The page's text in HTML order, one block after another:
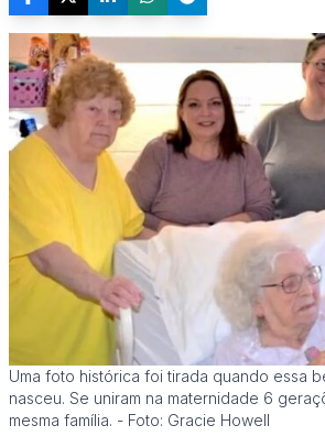
Uma foto histórica foi tirada quando essa
nasceu. Se uniram na maternidade 6
mesma família. - Foto: Gracie Howell